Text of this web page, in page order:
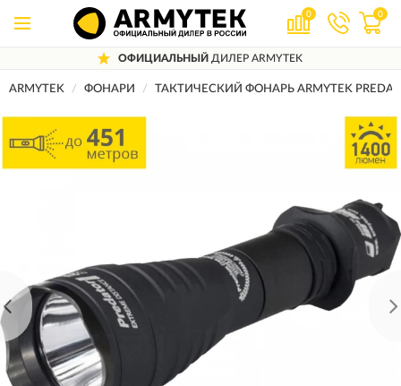
0 0
ОФИЦИАЛЬНЫЙДИЛЕР ARMYTEK
ARMYTEK ФОНАРИ ТАКТИЧЕСКИЙ ФОНАРЬ ARMYTEK